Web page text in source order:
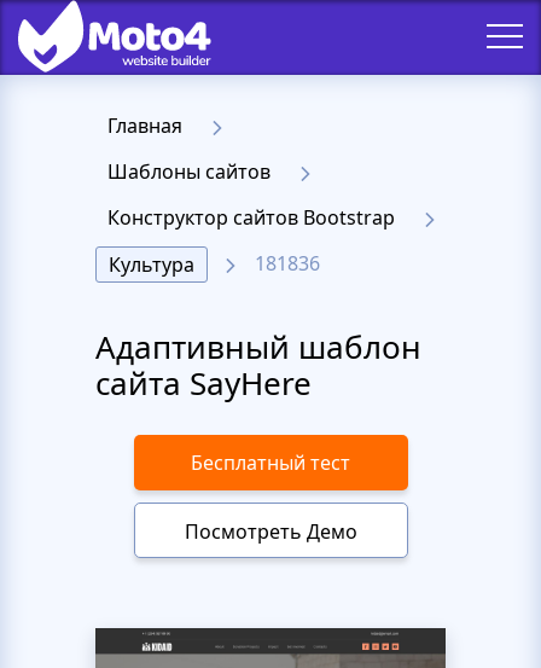
Главная
Шаблоны сайтов
Конструктор сайтов Bootstrap
Культура
181836
Адаптивный шаблон
сайта SayHere
Бесплатный тест
Посмотреть Демо